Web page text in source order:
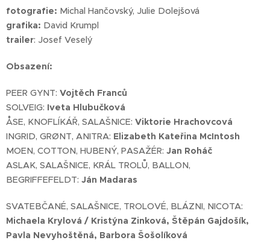
fotografie: Michal Hančovský, Julie Dolejšová
grafika: David Krumpl
trailer: Josef Veselý
Obsazení:
PEER GYNT: Vojtěch Franců
SOLVEIG: Iveta Hlubučková
ÅSE, KNOFLÍKÁŘ, SALAŠNICE: Viktorie Hrachovcová
INGRID, GRØNT, ANITRA: Elizabeth Kateřina McIntosh
MOEN, COTTON, HUBENÝ, PASAŽÉR: Jan Roháč
ASLAK, SALAŠNICE, KRÁL TROLŮ, BALLON,
BEGRIFFEFELDT: Ján Madaras
SVATEBČANÉ, SALAŠNICE, TROLOVÉ, BLÁZNI, NICOTA:
Michaela Krylová / Kristýna Zinková, Štěpán Gajdošík,
Pavla Nevyhoštěná, Barbora Šošolíková